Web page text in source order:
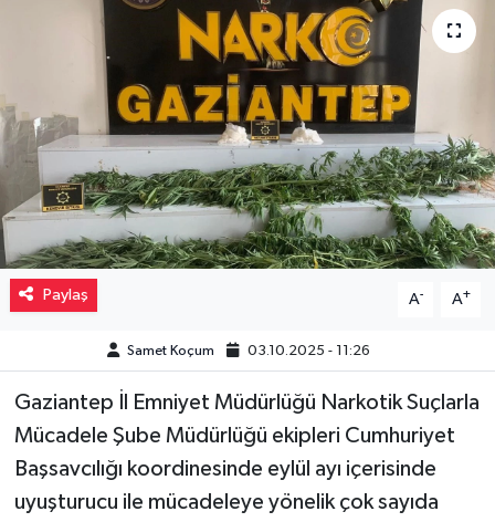
Paylaş A- A+
Samet Koçum 03.10.2025 - 11:26
Gaziantep İl Emniyet Müdürlüğü Narkotik Suçlarla
Mücadele Şube Müdürlüğü ekipleri Cumhuriyet
Başsavcılığı koordinesinde eylül ayı içerisinde
uyuşturucu ile mücadeleye yönelik çok sayıda
Magazin
Müzik
Piyasa
Resmi İlanlar
Sağlık
Sinemalar
Siyaset
Spor
Teknoloji